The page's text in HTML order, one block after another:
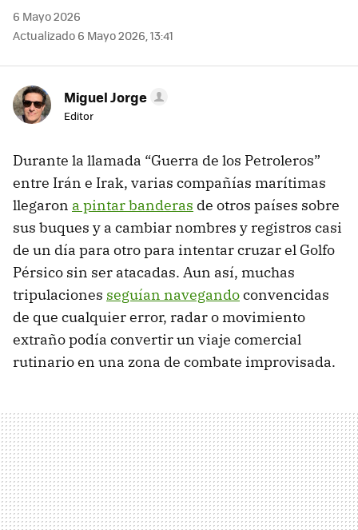
6 Mayo 2026
Actualizado 6 Mayo 2026, 13:41
Miguel Jorge
Editor
Durante la llamada “Guerra de los Petroleros”
entre Irán e Irak, varias compañías marítimas
llegaron a pintar banderas de otros países sobre
sus buques y a cambiar nombres y registros casi
de un día para otro para intentar cruzar el Golfo
Pérsico sin ser atacadas. Aun así, muchas
tripulaciones seguían navegandoconvencidas
de que cualquier error, radar o movimiento
extraño podía convertir un viaje comercial
rutinario en una zona de combate improvisada.